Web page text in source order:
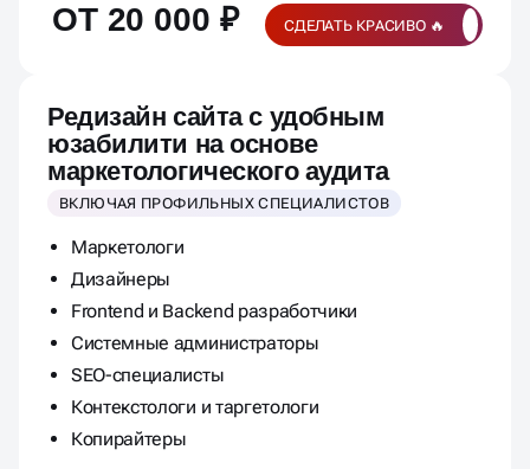
ОТ 20 000 ₽ СДЕЛАТЬ КРАСИВО 🔥
Редизайн сайта с удобным
юзабилити на основе
маркетологического аудита
ВКЛЮЧАЯ ПРОФИЛЬНЫХ СПЕЦИАЛИСТОВ
Маркетологи
Дизайнеры
Frontend и Backend разработчики
Системные администраторы
SEO-специалисты
Контекстологи и таргетологи
Копирайтеры